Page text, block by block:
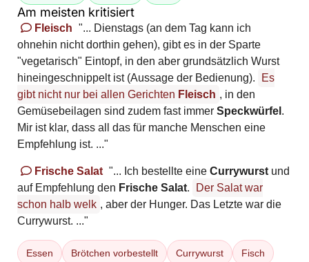
Am meisten kritisiert
Fleisch "... Dienstags (an dem Tag kann ich
ohnehin nicht dorthin gehen), gibt es in der Sparte
"vegetarisch" Eintopf, in den aber grundsätzlich Wurst
hineingeschnippelt ist (Aussage der Bedienung).
Es
gibt nicht nur bei allen Gerichten Fleisch , in den
Gemüsebeilagen sind zudem fast immer Speckwürfel .
Mir ist klar, dass all das für manche Menschen eine
Empfehlung ist. ..."
Frische Salat "... Ich bestellte eine Currywurst und
auf Empfehlung den Frische Salat.
Der Salat war
schon halb welk , aber der Hunger. Das Letzte war die
Currywurst. ..."
Essen Brötchen vorbestellt Currywurst Fisch